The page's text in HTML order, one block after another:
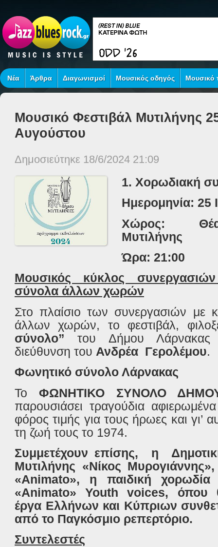
Νέα Άρθρα Διαγωνισμοί Μουσικός οδηγός Μουσικό
Μουσικό Φεστιβάλ Μυτιλήνης
Αυγούστου
Δημοσιεύτηκε 18/6/2024 21:09
1. Χορωδιακή
Ημερομηνία: 25
Χώρος:
Μυτιλήνης
Ώρα: 21:00
Μουσικός κύκλος συνεργασιών
σύνολα άλλων χωρών
Στο πλαίσιο των συνεργασιών με
άλλων χωρών, το φεστιβάλ,
σύνολο”του Δήμου
διεύθυνση του Ανδρέα Γερολέμου.
Φωνητικό σύνολο Λάρνακας
Το ΦΩΝΗΤΙΚΟ ΣΥΝΟΛΟ
παρουσιάσει τραγούδια
φόρος τιμής για τους ήρωες και γι’
τη ζωή τους το 1974.
Συμμετέχουν επίσης,
η
Μυτιλήνης «Νίκος
«Animato», η παιδική χορωδία
«Animato»Youth voices, όπου
έργα Ελλήνων και Κύπριων
από το Παγκόσμιο ρεπερτόριο.
Συντελεστές